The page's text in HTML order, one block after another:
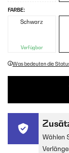
FARBE:
Schwarz
Verfügbar
Was bedeuten die
Wählen